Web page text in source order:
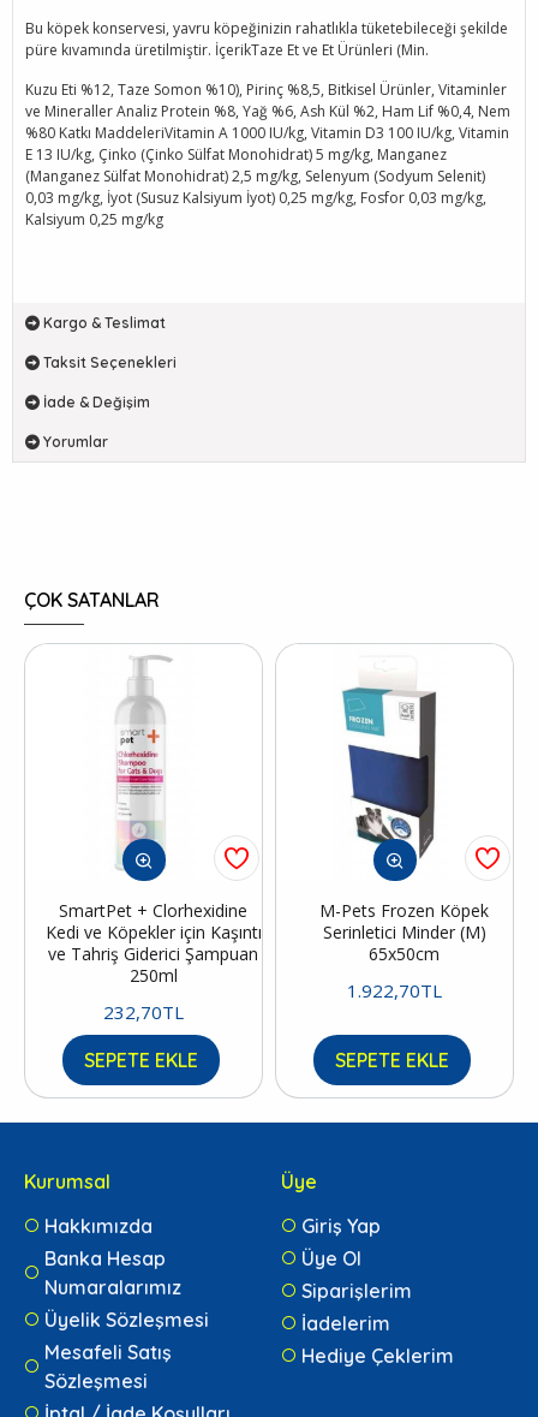
Bu köpek konservesi, yavru köpeğinizin rahatlıkla tüketebileceği şekilde
püre kıvamında üretilmiştir. İçerikTaze Et ve Et Ürünleri (Min.
Kuzu Eti %12, Taze Somon %10), Pirinç %8,5, Bitkisel Ürünler, Vitaminler
ve Mineraller Analiz Protein %8, Yağ %6, Ash Kül %2, Ham Lif %0,4, Nem
%80 Katkı MaddeleriVitamin A 1000 IU/kg, Vitamin D3 100 IU/kg, Vitamin
E 13 IU/kg, Çinko (Çinko Sülfat Monohidrat) 5 mg/kg, Manganez
(Manganez Sülfat Monohidrat) 2,5 mg/kg, Selenyum (Sodyum Selenit)
0,03 mg/kg, İyot (Susuz Kalsiyum İyot) 0,25 mg/kg, Fosfor 0,03 mg/kg,
Kalsiyum 0,25 mg/kg
Kargo & Teslimat
Taksit Seçenekleri
İade & Değişim
Yorumlar
ÇOK SATANLAR
SmartPet + Clorhexidine
Kedi ve Köpekler için Kaşıntı
ve Tahriş Giderici Şampuan
250ml
232,70TL
SEPETE EKLE
M-Pets Frozen Köpek
Serinletici Minder (M)
65x50cm
1.922,70TL
SEPETE EKLE
Kurumsal
Hakkımızda
Banka Hesap
Numaralarımız
Üyelik Sözleşmesi
Mesafeli Satış
Sözleşmesi
Üye
Giriş Yap
Üye Ol
Siparişlerim
İadelerim
Hediye Çeklerim